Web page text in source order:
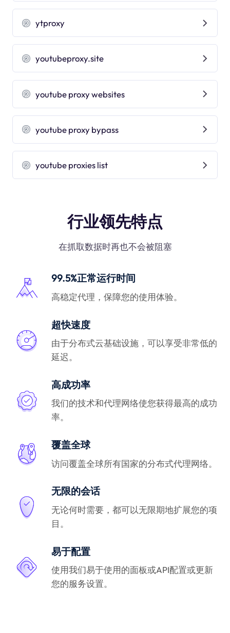
ytproxy
youtubeproxy.site
youtube proxy websites
youtube proxy bypass
youtube proxies list
行业领先特点
在抓取数据时再也不会被阻塞
99.5%正常运行时间
高稳定代理，保障您的使用体验。
超快速度
由于分布式云基础设施，可以享受非常低的
延迟。
高成功率
我们的技术和代理网络使您获得最高的成功
率。
覆盖全球
访问覆盖全球所有国家的分布式代理网络。
无限的会话
无论何时需要，都可以无限期地扩展您的项
目。
易于配置
使用我们易于使用的面板或API配置或更新
您的服务设置。